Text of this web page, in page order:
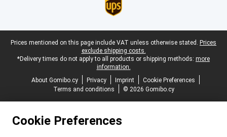
Legal footer
Prices mentioned on this page include VAT unless otherwise stated. Prices
exclude shipping costs.
*Delivery times do not apply to all products or shipping methods: more
information.
About Gomibo.cy
Privacy Imprint
Cookie Preferences
Terms and conditions
© 2026 Gomibo.cy
Cookie Preferences